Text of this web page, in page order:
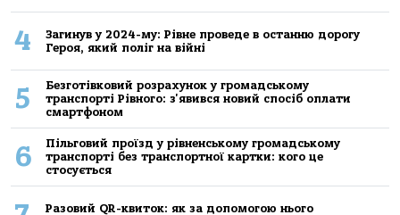
4
Загинув у 2024-му: Рівне проведе в останню дорогу
Героя, який поліг на війні
5
Безготівковий розрахунок у громадському
транспорті Рівного: з'явився новий спосіб оплати
смартфоном
6
Пільговий проїзд у рівненському громадському
транспорті без транспортної картки: кого це
стосується
Разовий QR-квиток: як за допомогою нього